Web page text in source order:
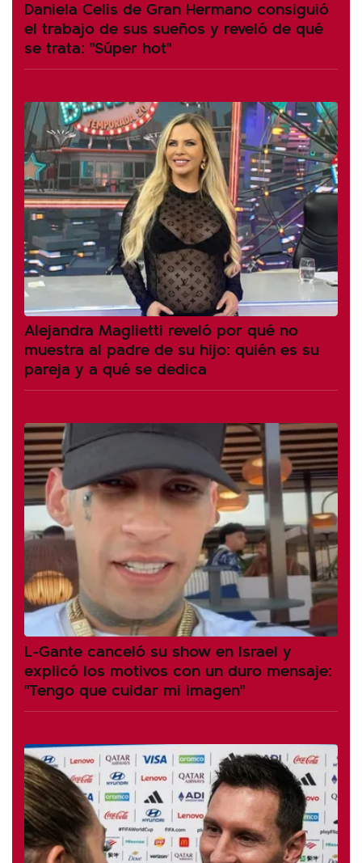
Daniela Celis de Gran Hermano consiguió
el trabajo de sus sueños y reveló de qué
se trata: "Súper hot"
Alejandra Maglietti reveló por qué no
muestra al padre de su hijo: quién es su
pareja y a qué se dedica
L-Gante canceló su show en Israel y
explicó los motivos con un duro mensaje:
"Tengo que cuidar mi imagen"